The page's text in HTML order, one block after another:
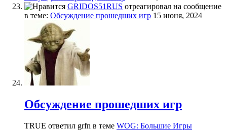
GRIDOS51RUS отреагировал на сообщение
в теме: Обсуждение прошедших игр 15 июня, 2024
Обсуждение прошедших игр
TRUE ответил grfn в теме WOG: Большие Игры